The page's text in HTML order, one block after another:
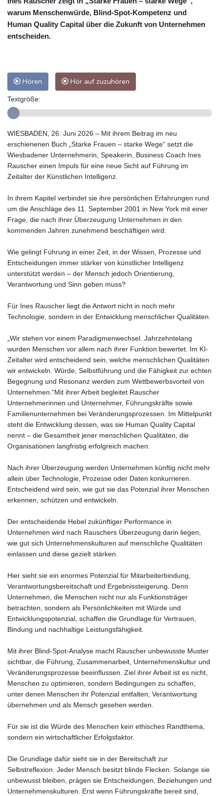
warum Menschenwürde, Blind-Spot-Kompetenz und
Human Quality Capital über die Zukunft von Unternehmen
entscheiden.
Hören Hör auf zuzuhören
Textgröße:
WIESBADEN, 26. Juni 2026 – Mit ihrem Beitrag im neu
erschienenen Buch „Starke Frauen – starke Wege“ setzt die
Wiesbadener Unternehmerin, Speakerin, Business Coach Ines
Rauscher einen Impuls für eine neue Sicht auf Führung im
Zeitalter der Künstlichen Intelligenz.
In ihrem Kapitel verbindet sie ihre persönlichen Erfahrungen rund
um die Anschläge des 11. September 2001 in New York mit einer
Frage, die nach ihrer Überzeugung Unternehmen in den
kommenden Jahren zunehmend beschäftigen wird:
Wie gelingt Führung in einer Zeit, in der Wissen, Prozesse und
Entscheidungen immer stärker von künstlicher Intelligenz
unterstützt werden – der Mensch jedoch Orientierung,
Verantwortung und Sinn geben muss?
Für Ines Rauscher liegt die Antwort nicht in noch mehr
Technologie, sondern in der Entwicklung menschlicher Qualitäten.
„Wir stehen vor einem Paradigmenwechsel. Jahrzehntelang
wurden Menschen vor allem nach ihrer Funktion bewertet. Im KI-
Zeitalter wird entscheidend sein, welche menschlichen Qualitäten
wir entwickeln. Würde, Selbstführung und die Fähigkeit zur echten
Begegnung und Resonanz werden zum Wettbewerbsvorteil von
Unternehmen.“Mit ihrer Arbeit begleitet Rauscher
Unternehmerinnen und Unternehmer, Führungskräfte sowie
Familienunternehmen bei Veränderungsprozessen. Im Mittelpunkt
steht die Entwicklung dessen, was sie Human Quality Capital
nennt – die Gesamtheit jener menschlichen Qualitäten, die
Organisationen langfristig erfolgreich machen.
Nach ihrer Überzeugung werden Unternehmen künftig nicht mehr
allein über Technologie, Prozesse oder Daten konkurrieren.
Entscheidend wird sein, wie gut sie das Potenzial ihrer Menschen
erkennen, schützen und entwickeln.
Der entscheidende Hebel zukünftiger Performance in
Unternehmen wird nach Rauschers Überzeugung darin liegen,
wie gut sich Unternehmenskulturen auf menschliche Qualitäten
einlassen und diese gezielt stärken.
Hier sieht sie ein enormes Potenzial für Mitarbeiterbindung,
Verantwortungsbereitschaft und Ergebnissteigerung. Denn
Unternehmen, die Menschen nicht nur als Funktionsträger
betrachten, sondern als Persönlichkeiten mit Würde und
Entwicklungspotenzial, schaffen die Grundlage für Vertrauen,
Bindung und nachhaltige Leistungsfähigkeit.
Mit ihrer Blind-Spot-Analyse macht Rauscher unbewusste Muster
sichtbar, die Führung, Zusammenarbeit, Unternehmenskultur und
Veränderungsprozesse beeinflussen. Ziel ihrer Arbeit ist es nicht,
Menschen zu optimieren, sondern Bedingungen zu schaffen,
unter denen Menschen ihr Potenzial entfalten, Verantwortung
übernehmen und als Mensch gesehen werden.
Für sie ist die Würde des Menschen kein ethisches Randthema,
sondern ein wirtschaftlicher Erfolgsfaktor.
Die Grundlage dafür sieht sie in der Bereitschaft zur
Selbstreflexion. Jeder Mensch besitzt blinde Flecken. Solange sie
unbewusst bleiben, prägen sie Entscheidungen, Beziehungen und
Unternehmenskulturen. Erst wenn Führungskräfte bereit sind,